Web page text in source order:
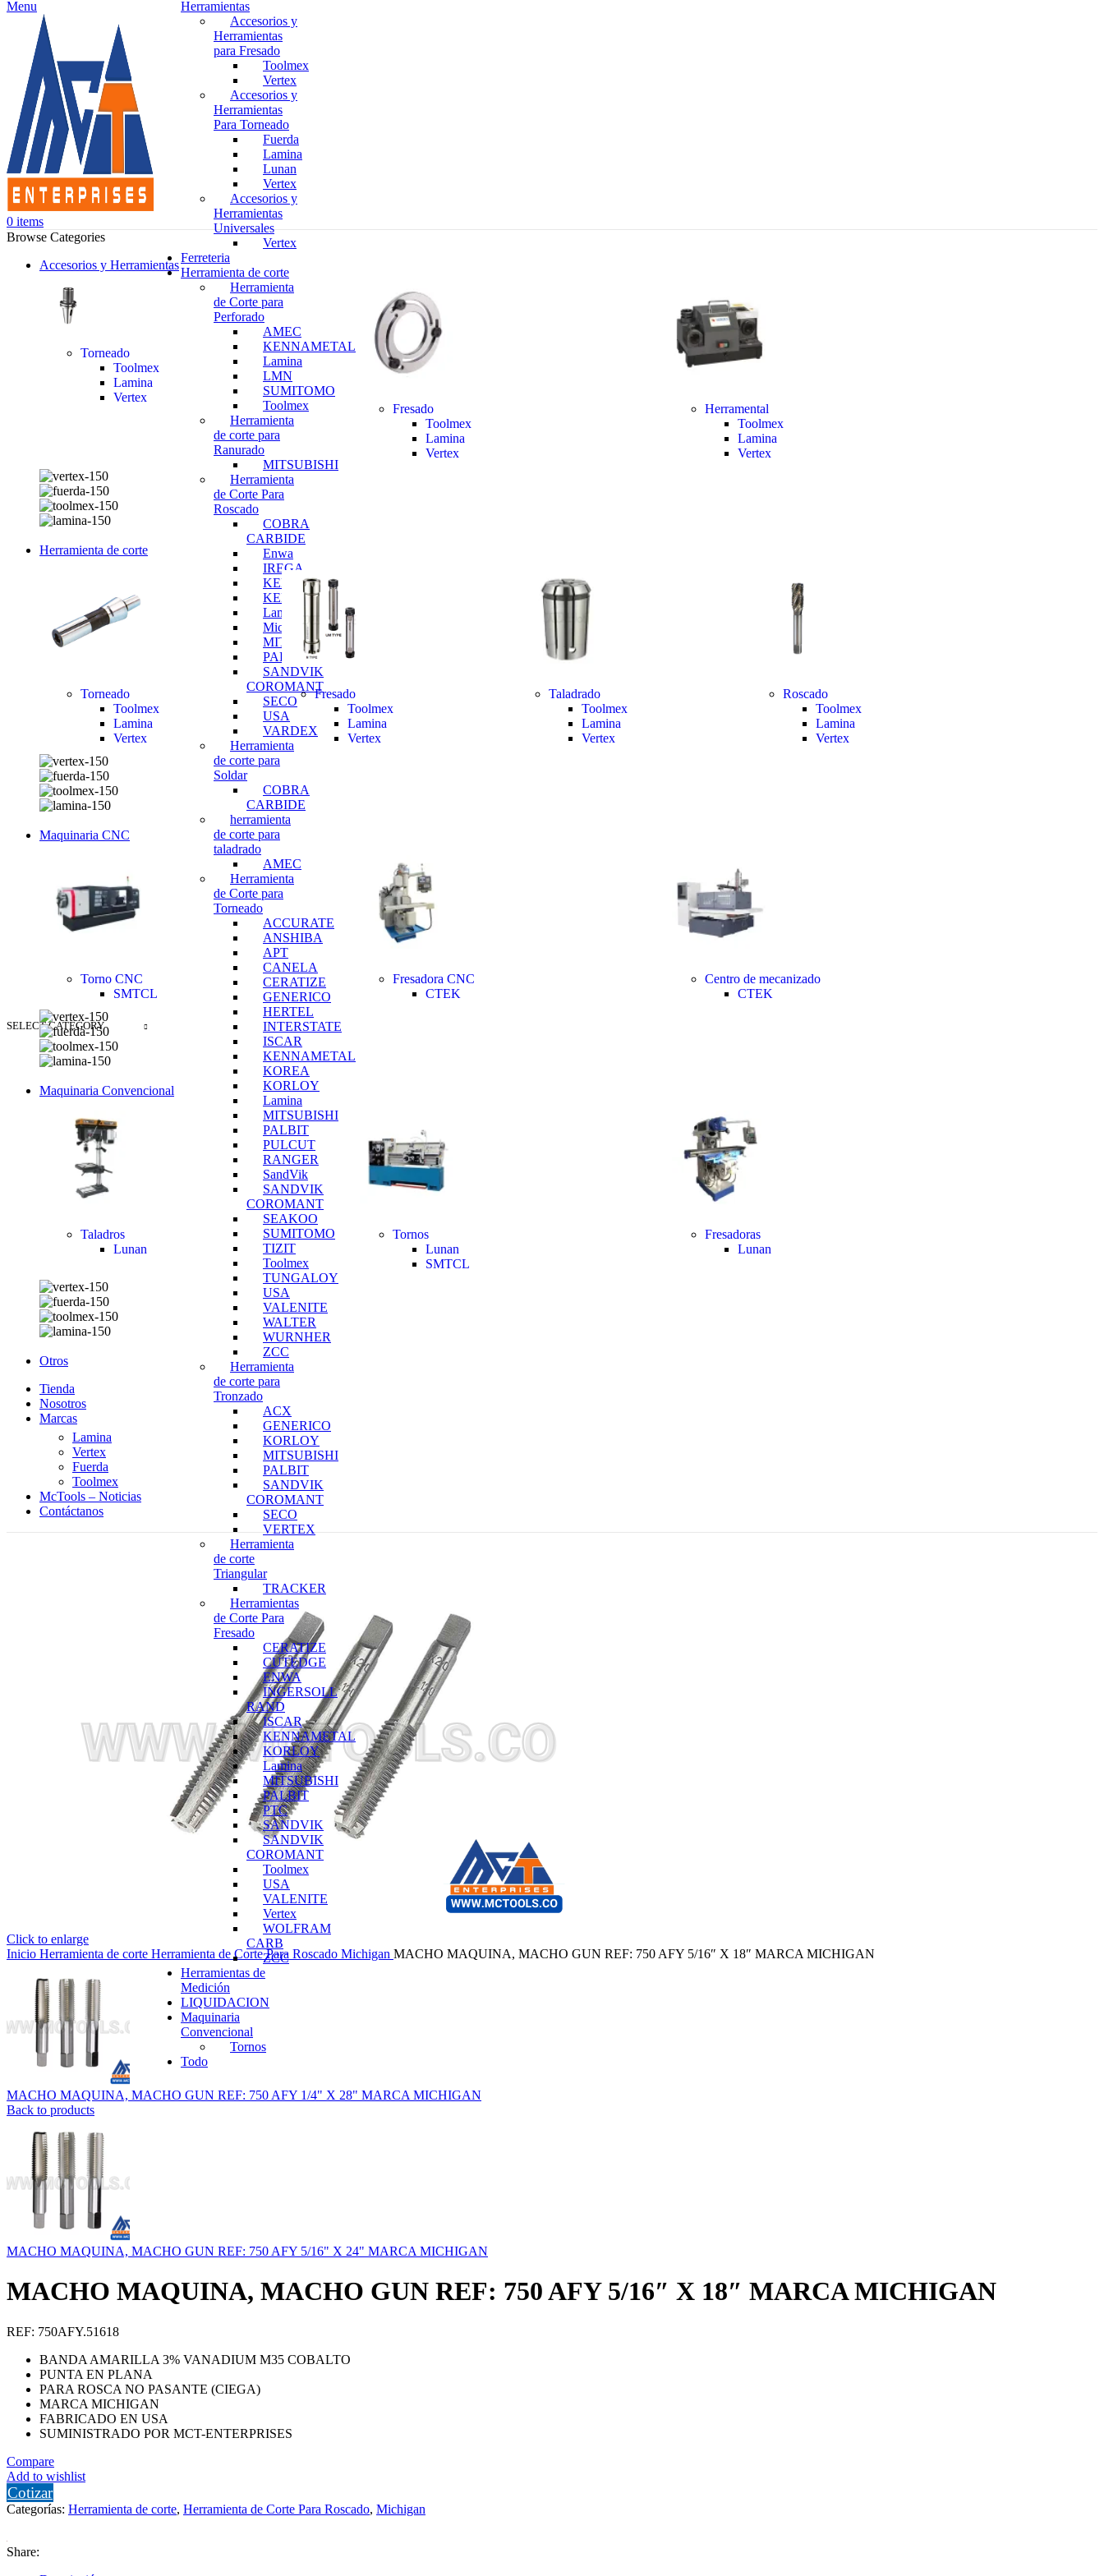
SELECT CATEGORY
Herramientas
Accesorios y
Herramientas
para Fresado
Toolmex
Vertex
Accesorios y
Herramientas
Para Torneado
Fuerda
Lamina
Lunan
Vertex
Accesorios y
Herramientas
Universales
Vertex
Ferreteria
Herramienta de corte
Herramienta
de Corte para
Perforado
AMEC
KENNAMETAL
Lamina
LMN
SUMITOMO
Toolmex
Herramienta
de corte para
Ranurado
MITSUBISHI
Herramienta
de Corte Para
Roscado
COBRA
CARBIDE
Enwa
IREGA
KENNAMETAL
KENT
Lamina
Michigan
MITSUBISHI
PALBIT
SANDVIK
COROMANT
SECO
USA
VARDEX
Herramienta
de corte para
Soldar
COBRA
CARBIDE
herramienta
de corte para
taladrado
AMEC
Herramienta
de Corte para
Torneado
ACCURATE
ANSHIBA
APT
CANELA
CERATIZE
GENERICO
HERTEL
INTERSTATE
ISCAR
KENNAMETAL
KOREA
KORLOY
Lamina
MITSUBISHI
PALBIT
PULCUT
RANGER
SandVik
SANDVIK
COROMANT
SEAKOO
SUMITOMO
TIZIT
Toolmex
TUNGALOY
USA
VALENITE
WALTER
WURNHER
ZCC
Herramienta
de corte para
Tronzado
ACX
GENERICO
KORLOY
MITSUBISHI
PALBIT
SANDVIK
COROMANT
SECO
VERTEX
Herramienta
de corte
Triangular
TRACKER
Herramientas
de Corte Para
Fresado
CERATIZE
CUTEDGE
ENWA
INGERSOLL
RAND
ISCAR
KENNAMETAL
KORLOY
Lamina
MITSUBISHI
PALBIT
PTC
SANDVIK
SANDVIK
COROMANT
Toolmex
USA
VALENITE
Vertex
WOLFRAM
CARB
ZCC
Herramientas de
Medición
LIQUIDACION
Maquinaria
Convencional
Tornos
Todo
Menu
0 items
Browse Categories
Accesorios y Herramientas
Torneado
Toolmex
Lamina
Vertex
Fresado
Toolmex
Lamina
Vertex
Herramental
Toolmex
Lamina
Vertex
Herramienta de corte
Torneado
Toolmex
Lamina
Vertex
Fresado
Toolmex
Lamina
Vertex
Taladrado
Toolmex
Lamina
Vertex
Roscado
Toolmex
Lamina
Vertex
Maquinaria CNC
Torno CNC
SMTCL
Fresadora CNC
CTEK
Centro de mecanizado
CTEK
Maquinaria Convencional
Taladros
Lunan
Tornos
Lunan
SMTCL
Fresadoras
Lunan
Otros
Tienda
Nosotros
Marcas
Lamina
Vertex
Fuerda
Toolmex
McTools – Noticias
Contáctanos
Click to enlarge
Inicio Herramienta de corte Herramienta de Corte Para Roscado Michigan MACHO MAQUINA, MACHO GUN REF: 750 AFY 5/16″ X 18″ MARCA MICHIGAN
MACHO MAQUINA, MACHO GUN REF: 750 AFY 1/4" X 28" MARCA MICHIGAN
Back to products
MACHO MAQUINA, MACHO GUN REF: 750 AFY 5/16" X 24" MARCA MICHIGAN
MACHO MAQUINA, MACHO GUN REF: 750 AFY 5/16″ X 18″ MARCA MICHIGAN
REF: 750AFY.51618
BANDA AMARILLA 3% VANADIUM M35 COBALTO
PUNTA EN PLANA
PARA ROSCA NO PASANTE (CIEGA)
MARCA MICHIGAN
FABRICADO EN USA
SUMINISTRADO POR MCT-ENTERPRISES
Compare
Add to wishlist
Cotizar
Categorías: Herramienta de corte, Herramienta de Corte Para Roscado, Michigan
Share: